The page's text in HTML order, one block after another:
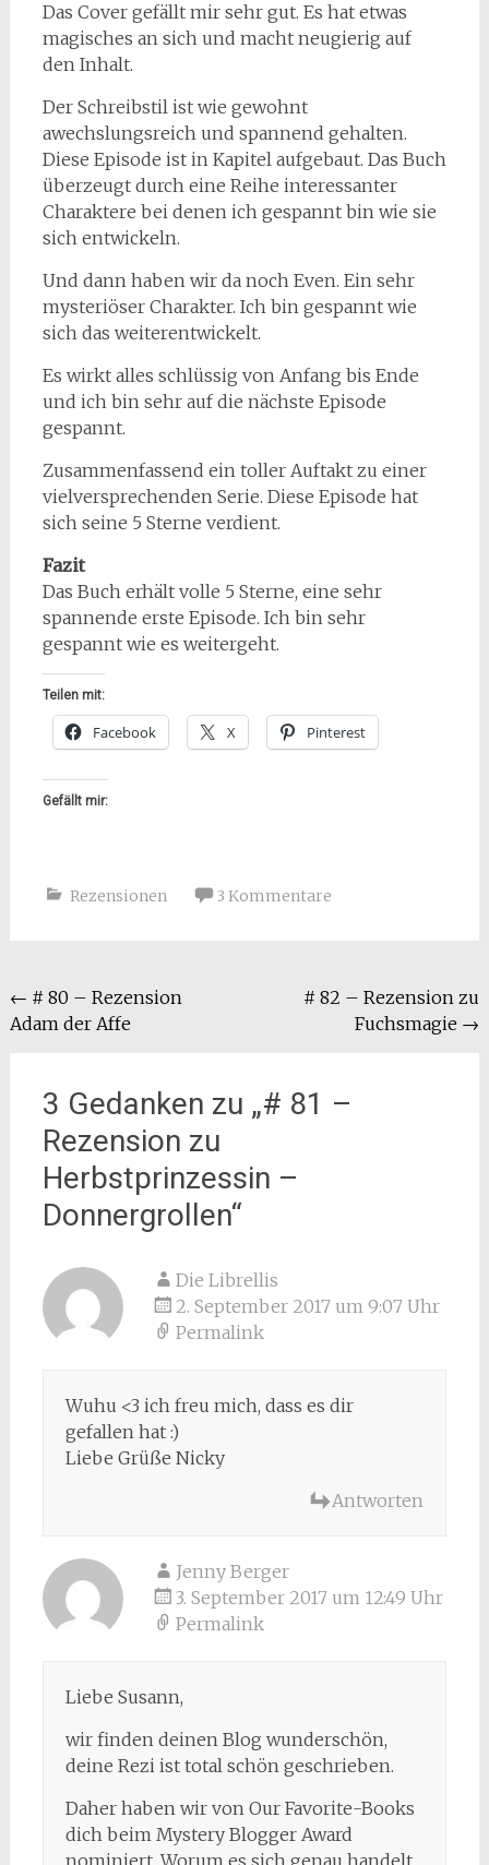
Das Cover gefällt mir sehr gut. Es hat etwas
magisches an sich und macht neugierig auf
den Inhalt.
Der Schreibstil ist wie gewohnt
awechslungsreich und spannend gehalten.
Diese Episode ist in Kapitel aufgebaut. Das Buch
überzeugt durch eine Reihe interessanter
Charaktere bei denen ich gespannt bin wie sie
sich entwickeln.
Und dann haben wir da noch Even. Ein sehr
mysteriöser Charakter. Ich bin gespannt wie
sich das weiterentwickelt.
Es wirkt alles schlüssig von Anfang bis Ende
und ich bin sehr auf die nächste Episode
gespannt.
Zusammenfassend ein toller Auftakt zu einer
vielversprechenden Serie. Diese Episode hat
sich seine 5 Sterne verdient.
Fazit
Das Buch erhält volle 5 Sterne, eine sehr
spannende erste Episode. Ich bin sehr
gespannt wie es weitergeht.
Teilen mit:
Facebook X Pinterest
Gefällt mir:
Rezensionen 3 Kommentare
Beitragsnavigation
← # 80 – Rezension
Adam der Affe
# 82 – Rezension zu
Fuchsmagie →
3 Gedanken zu „# 81 –
Rezension zu
Herbstprinzessin –
Donnergrollen“
Die Librellis
2. September 2017 um 9:07 Uhr
Permalink
Wuhu <3 ich freu mich, dass es dir
gefallen hat :)
Liebe Grüße Nicky
Antworten
Jenny Berger
3. September 2017 um 12:49 Uhr
Permalink
Liebe Susann,
wir finden deinen Blog wunderschön,
deine Rezi ist total schön geschrieben.
Daher haben wir von Our Favorite-Books
dich beim Mystery Blogger Award
nominiert. Worum es sich genau handelt,